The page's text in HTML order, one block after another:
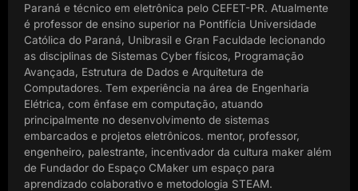
Paraná e técnico em eletrônica pelo CEFET-PR. Atualmente
é professor de ensino superior na Pontifícia Universidade
Católica do Paraná, Unibrasil e Gran Faculdade lecionando
as disciplinas de Sistemas Cyber físicos, Programação
Avançada, Estrutura de Dados e Arquitetura de
Computadores. Tem experiência na área de Engenharia
Elétrica, com ênfase em computação, atuando
principalmente no desenvolvimento de sistemas
embarcados e projetos eletrônicos. mentor, professor,
engenheiro, palestrante, incentivador da cultura maker além
de Fundador do Espaço CMaker um espaço para
aprendizado colaborativo e metodologia STEAM.